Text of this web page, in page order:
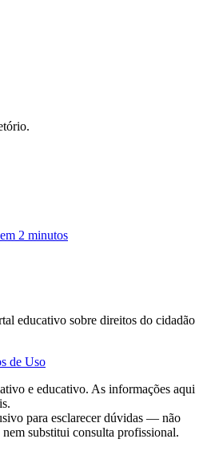
2 minutos
educativo sobre direitos do cidadão
de Uso
e educativo. As informações aqui
para esclarecer dúvidas — não
substitui consulta profissional.